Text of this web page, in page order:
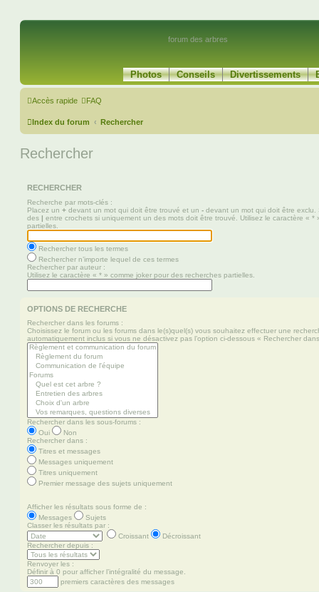
forum des arbres
Photos Conseils Divertissements
Accès rapide FAQ
Index du forum Rechercher
Rechercher
RECHERCHER
Recherche par mots-clés :
Placez un + devant un mot qui doit être trouvé et un - devant un mot qui doit être
des | entre crochets si uniquement un des mots doit être trouvé. Utilisez le caractère « *
partielles.
Rechercher tous les termes
Rechercher n’importe lequel de ces termes
Rechercher par auteur :
Utilisez le caractère « * » comme joker pour des recherches partielles.
OPTIONS DE RECHERCHE
Rechercher dans les forums :
Choisissez le forum ou les forums dans le(s)quel(s) vous souhaitez effectuer une
automatiquement inclus si vous ne désactivez pas l’option ci-dessous « Rechercher
Rechercher dans les sous-forums :
Oui
Non
Rechercher dans :
Titres et messages
Messages uniquement
Titres uniquement
Premier message des sujets uniquement
Afficher les résultats sous forme de :
Messages
Sujets
Classer les résultats par :
Croissant
Décroissant
Rechercher depuis :
Renvoyer les :
Définir à 0 pour afficher l’intégralité du message.
premiers caractères des messages